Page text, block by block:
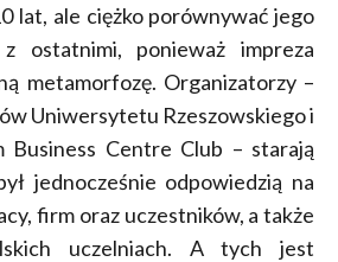
lat, ale ciężko porównywać jego
ostatnimi, ponieważ impreza
metamorfozę. Organizatorzy –
Uniwersytetu Rzeszowskiego i
Business Centre Club – starają
jednocześnie odpowiedzią na
firm oraz uczestników, a także
uczelniach. A tych jest